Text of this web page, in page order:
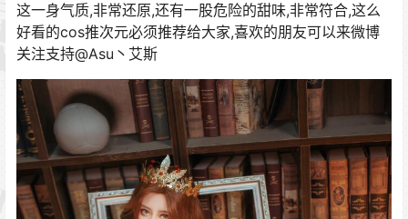
这一身气质,非常还原,还有一股危险的甜味,非常符合,这么
好看的cos推次元必须推荐给大家,喜欢的朋友可以来微博
关注支持@Asu丶艾斯